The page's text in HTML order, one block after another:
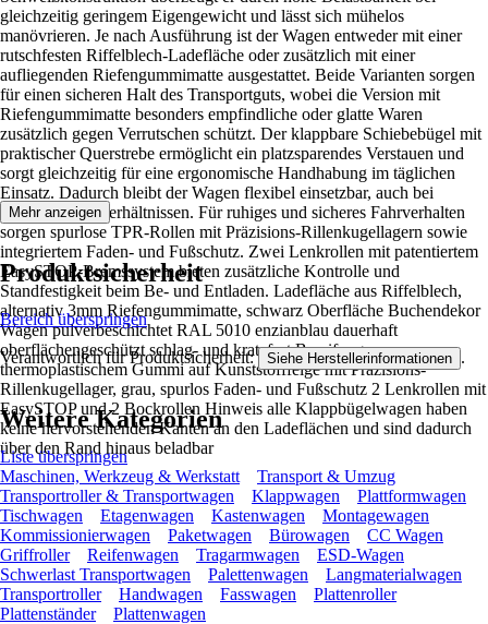
gleichzeitig geringem Eigengewicht und lässt sich mühelos
manövrieren. Je nach Ausführung ist der Wagen entweder mit einer
rutschfesten Riffelblech-Ladefläche oder zusätzlich mit einer
aufliegenden Riefengummimatte ausgestattet. Beide Varianten sorgen
für einen sicheren Halt des Transportguts, wobei die Version mit
Riefengummimatte besonders empfindliche oder glatte Waren
zusätzlich gegen Verrutschen schützt. Der klappbare Schiebebügel mit
praktischer Querstrebe ermöglicht ein platzsparendes Verstauen und
sorgt gleichzeitig für eine ergonomische Handhabung im täglichen
Einsatz. Dadurch bleibt der Wagen flexibel einsetzbar, auch bei
beengten Platzverhältnissen. Für ruhiges und sicheres Fahrverhalten
sorgen spurlose TPR-Rollen mit Präzisions-Rillenkugellagern sowie
integriertem Faden- und Fußschutz. Zwei Lenkrollen mit patentiertem
EasySTOP-Bremssystem bieten zusätzliche Kontrolle und
Standfestigkeit beim Be- und Entladen. Ladefläche aus Riffelblech,
alternativ 3mm Riefengummimatte, schwarz Oberfläche Buchendekor
Wagen pulverbeschichtet RAL 5010 enzianblau dauerhaft
oberflächengeschützt schlag- und kratzfest Bereifung aus
thermoplastischem Gummi auf Kunststofffelge mit Präzisions-
Rillenkugellager, grau, spurlos Faden- und Fußschutz 2 Lenkrollen mit
EasySTOP und 2 Bockrollen Hinweis alle Klappbügelwagen haben
keine hervorstehenden Kanten an den Ladeflächen und sind dadurch
über den Rand hinaus beladbar
Mehr anzeigen
Produktsicherheit
Bereich überspringen
Verantwortlich für Produktsicherheit: Siehe Herstellerinformationen .
Weitere Kategorien
Liste überspringen
Maschinen, Werkzeug & Werkstatt
Transport & Umzug
Transportroller & Transportwagen
Klappwagen
Plattformwagen
Tischwagen
Etagenwagen Kastenwagen
Montagewagen
Kommissionierwagen
Paketwagen Bürowagen
CC Wagen
Griffroller
Reifenwagen Tragarmwagen
ESD-Wagen
Schwerlast Transportwagen
Palettenwagen
Langmaterialwagen
Transportroller
Handwagen Fasswagen
Plattenroller
Plattenständer
Plattenwagen